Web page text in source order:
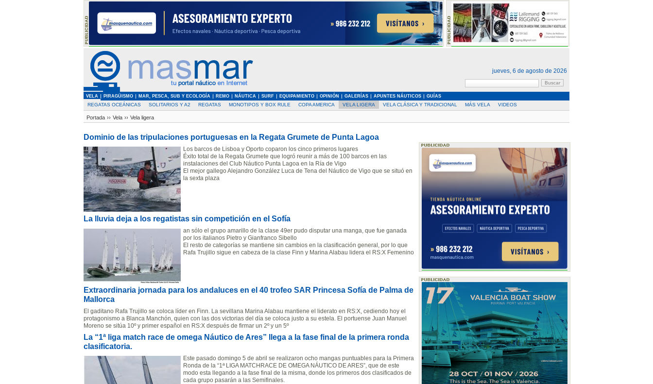
jueves, 6 de agosto de 2026
VELA PIRAGÜISMO MAR, PESCA, SUB Y ECOLOGÍA REMO NÁUTICA SURF EQUIPAMIENTO OPINIÓN GALERÍAS APUNTES NÁUTICOS GUÍAS
REGATAS OCEÁNICAS SOLITARIOS Y A2 REGATAS MONOTIPOS Y BOX RULE COPA AMERICA VELA LIGERA VELA CLÁSICA Y TRADICIONAL MÁS VELA VIDEOS
Portada ›› Vela ›› Vela ligera
Dominio de las tripulaciones portuguesas en la Regata Grumete de Punta Lagoa
Los barcos de Lisboa y Oporto coparon los cinco primeros lugares
Éxito total de la Regata Grumete que logró reunir a más de 100 barcos en las
instalaciones del Club Náutico Punta Lagoa en la Ría de Vigo
El mejor gallego Alejandro González Luca de Tena del Náutico de Vigo que se situó en
la sexta plaza
La lluvia deja a los regatistas sin competición en el Sofía
an sólo el grupo amarillo de la clase 49er pudo disputar una manga, que fue ganada
por los italianos Pietro y Gianfranco Sibello
El resto de categorías se mantiene sin cambios en la clasificación general, por lo que
Rafa Trujillo sigue en cabeza de la clase Finn y Marina Alabau lidera el RS:X Femenino
Extraordinaria jornada para los andaluces en el 40 trofeo SAR Princesa Sofía de Palma de
Mallorca
El gaditano Rafa Trujillo se coloca líder en Finn. La sevillana Marina Alabau mantiene el liderato en RS:X, cediendo hoy el
protagonismo a Blanca Manchón, quien con las dos victorias del día se coloca justo a su estela. El portuense Juan Manuel
Moreno se sitúa 10º y primer español en RS:X después de firmar un 2º y un 5º
La “1ª liga match race de omega Náutico de Ares” llega a la fase final de la primera ronda
clasificatoria.
Este pasado domingo 5 de abril se realizaron ocho mangas puntuables para la Primera
Ronda de la “1ª LIGA MATCHRACE DE OMEGA NÁUTICO DE ARES”, que de este
modo esta llegando a la fase final de la misma, donde los primeros dos clasificados de
cada grupo pasarán a las Semifinales.